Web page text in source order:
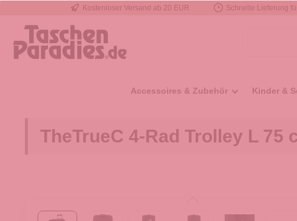
Zur Hauptnavigation springen
Kostenloser Versand ab 20 EUR Schnelle Lieferung
Accessoires & Zubehör Kinder &
TheTrueC 4-Rad Trolley L 75